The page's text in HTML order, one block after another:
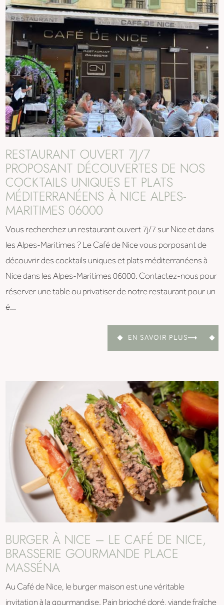
RESTAURANT OUVERT 7J/7
PROPOSANT DÉCOUVERTES DE NOS
COCKTAILS UNIQUES ET PLATS
MÉDITERRANÉENS À NICE ALPES-
MARITIMES 06000
Vous recherchez un restaurant ouvert 7j/7 sur Nice et dans
les Alpes-Maritimes ? Le Café de Nice vous porposant de
découvrir des cocktails uniques et plats méditerranéens à
Nice dans les Alpes-Maritimes 06000. Contactez-nous pour
réserver une table ou privatiser de notre restaurant pour un
é...
EN SAVOIR PLUS
BURGER À NICE – LE CAFÉ DE NICE,
BRASSERIE GOURMANDE PLACE
MASSÉNA
Au Café de Nice, le burger maison est une véritable